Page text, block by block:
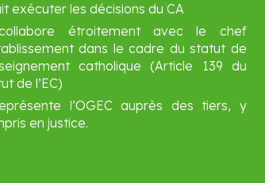
exécuter les décisions du CA​
étroitement avec le chef
dans le cadre du statut de
catholique (Article 139 du
de l’EC)
l’OGEC auprès des tiers, y
en justice​.